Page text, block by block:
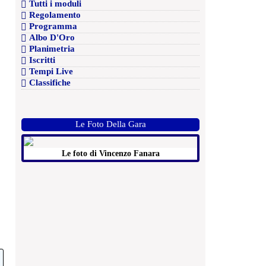
Tutti i moduli
Regolamento
Programma
Albo D'Oro
Planimetria
Iscritti
Tempi Live
Classifiche
Le Foto Della Gara
Le foto di Vincenzo Fanara